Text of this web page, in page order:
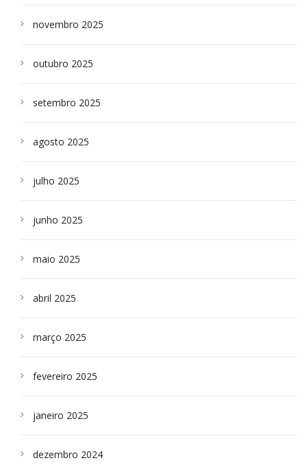
novembro 2025
outubro 2025
setembro 2025
agosto 2025
julho 2025
junho 2025
maio 2025
abril 2025
março 2025
fevereiro 2025
janeiro 2025
dezembro 2024